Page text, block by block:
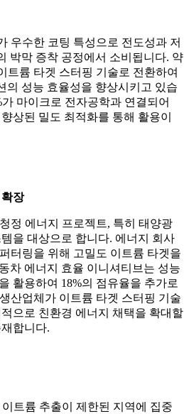
우수한 코팅 특성으로 전도성과 저
박막 증착 공정에서 소비됩니다. 약
트륨 타겟 스터핑 기술로 전환하여
의 성능 효율성을 향상시키고 있습
마이크로 전자공학과 연결되어
상된 밀도 최적화를 통해 활용이
장
정 에너지 프로젝트, 특히 태양광
을 대상으로 합니다. 에너지 회사
터링을 위해 고밀도 이트륨 타겟을
차 에너지 효율 이니셔티브는 성능
활용하여 18%의 점유율을 추가로
산업체가 이트륨 타겟 스터핑 기술
으로 친환경 에너지 채택을 확대할
합니다.
트륨 추출이 제한된 지역에 집중